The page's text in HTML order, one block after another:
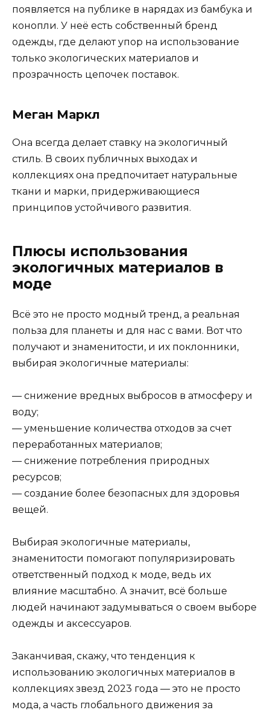
появляется на публике в нарядах из бамбука и
конопли. У неё есть собственный бренд
одежды, где делают упор на использование
только экологических материалов и
прозрачность цепочек поставок.
Меган Маркл
Она всегда делает ставку на экологичный
стиль. В своих публичных выходах и
коллекциях она предпочитает натуральные
ткани и марки, придерживающиеся
принципов устойчивого развития.
Плюсы использования
экологичных материалов в
моде
Всё это не просто модный тренд, а реальная
польза для планеты и для нас с вами. Вот что
получают и знаменитости, и их поклонники,
выбирая экологичные материалы:
— снижение вредных выбросов в атмосферу и
воду;
— уменьшение количества отходов за счет
переработанных материалов;
— снижение потребления природных
ресурсов;
— создание более безопасных для здоровья
вещей.
Выбирая экологичные материалы,
знаменитости помогают популяризировать
ответственный подход к моде, ведь их
влияние масштабно. А значит, всё больше
людей начинают задумываться о своем выборе
одежды и аксессуаров.
Заканчивая, скажу, что тенденция к
использованию экологичных материалов в
коллекциях звезд 2023 года — это не просто
мода, а часть глобального движения за